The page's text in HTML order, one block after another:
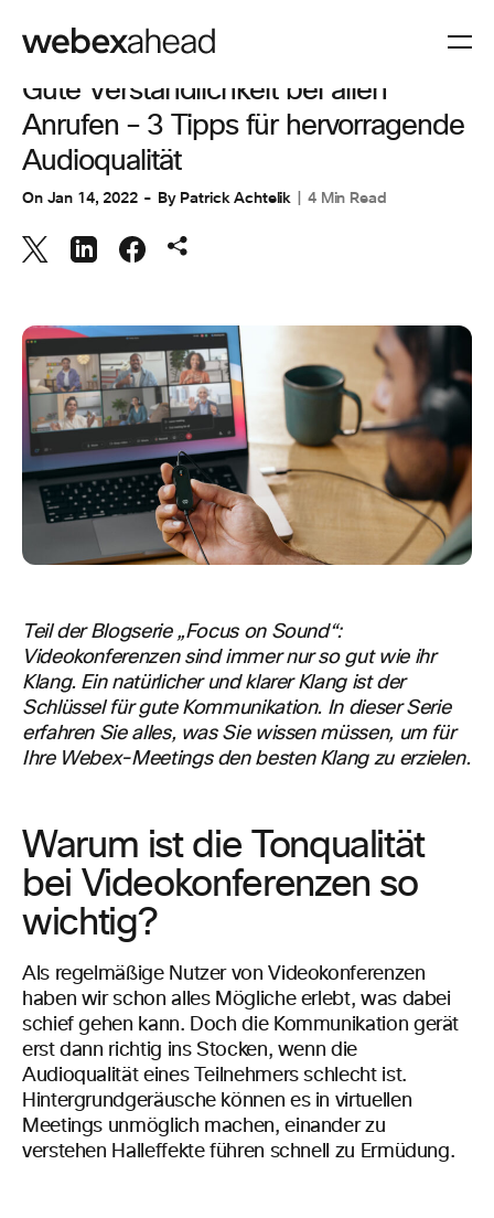
ARBEITSBEREICHE
Gute Verständlichkeit bei allen
Anrufen – 3 Tipps für hervorragende
Audioqualität
On Jan 14, 2022 By Patrick Achtelik 4 Min Read
Teil der Blogserie „Focus on Sound“:
Videokonferenzen sind immer nur so gut wie ihr
Klang. Ein natürlicher und klarer Klang ist der
Schlüssel für gute Kommunikation. In dieser Serie
erfahren Sie alles, was Sie wissen müssen, um für
Ihre Webex-Meetings den besten Klang zu erzielen.
Warum ist die Tonqualität
bei Videokonferenzen so
wichtig?
Als regelmäßige Nutzer von Videokonferenzen
haben wir schon alles Mögliche erlebt, was dabei
schief gehen kann. Doch die Kommunikation gerät
erst dann richtig ins Stocken, wenn die
Audioqualität eines Teilnehmers schlecht ist.
Hintergrundgeräusche können es in virtuellen
Meetings unmöglich machen, einander zu
verstehen Halleffekte führen schnell zu Ermüdung.